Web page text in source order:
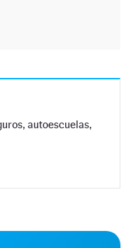
autoescuelas,